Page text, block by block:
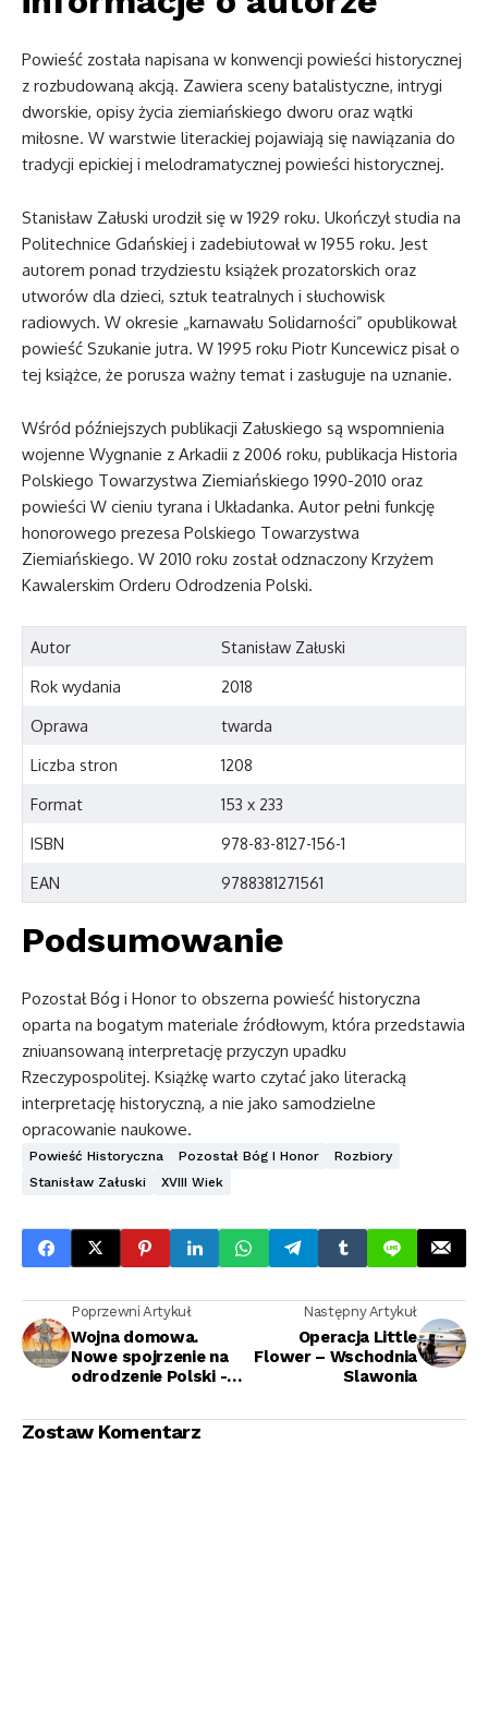
Powieść została napisana w konwencji powieści historycznej
z rozbudowaną akcją. Zawiera sceny batalistyczne, intrygi
dworskie, opisy życia ziemiańskiego dworu oraz wątki
miłosne. W warstwie literackiej pojawiają się nawiązania do
tradycji epickiej i melodramatycznej powieści historycznej.
Stanisław Załuski urodził się w 1929 roku. Ukończył studia na
Politechnice Gdańskiej i zadebiutował w 1955 roku. Jest
autorem ponad trzydziestu książek prozatorskich oraz
utworów dla dzieci, sztuk teatralnych i słuchowisk
radiowych. W okresie „karnawału Solidarności” opublikował
powieść Szukanie jutra. W 1995 roku Piotr Kuncewicz pisał o
tej książce, że porusza ważny temat i zasługuje na uznanie.
Wśród późniejszych publikacji Załuskiego są wspomnienia
wojenne Wygnanie z Arkadii z 2006 roku, publikacja Historia
Polskiego Towarzystwa Ziemiańskiego 1990-2010 oraz
powieści W cieniu tyrana i Układanka. Autor pełni funkcję
honorowego prezesa Polskiego Towarzystwa
Ziemiańskiego. W 2010 roku został odznaczony Krzyżem
Kawalerskim Orderu Odrodzenia Polski.
Autor
Stanisław Załuski
Rok wydania
2018
Oprawa
twarda
Liczba stron
1208
Format
153 x 233
ISBN
978-83-8127-156-1
EAN
9788381271561
Podsumowanie
Pozostał Bóg i Honor to obszerna powieść historyczna
oparta na bogatym materiale źródłowym, która przedstawia
zniuansowaną interpretację przyczyn upadku
Rzeczypospolitej. Książkę warto czytać jako literacką
interpretację historyczną, a nie jako samodzielne
opracowanie naukowe.
Powieść Historyczna Pozostał Bóg I Honor
Rozbiory
Stanisław Załuski
XVIII Wiek
Poprzewni Artykuł
Wojna domowa.
Nowe spojrzenie na
odrodzenie Polski -
Następny Artykuł
Operacja Little
Flower – Wschodnia
Slawonia
Zostaw Komentarz